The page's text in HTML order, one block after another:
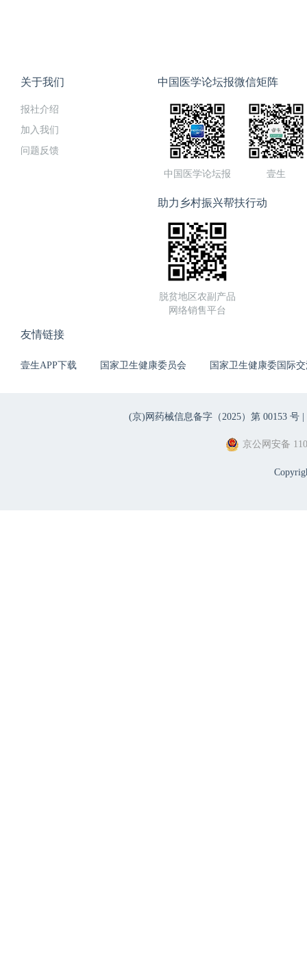
关于我们
报社介绍
加入我们
问题反馈
中国医学论坛报微信矩阵
中国医学论坛报 壹生
助力乡村振兴帮扶行动
脱贫地区农副产品
网络销售平台
友情链接
壹生APP下载 国家卫生健康委员会 国家卫生健康委国际
(京)网药械信息备字（2025）第 00153 号 |
京公网安备